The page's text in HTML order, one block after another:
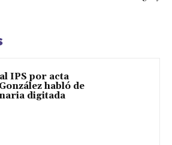
IPS por acta
habló de
digitada